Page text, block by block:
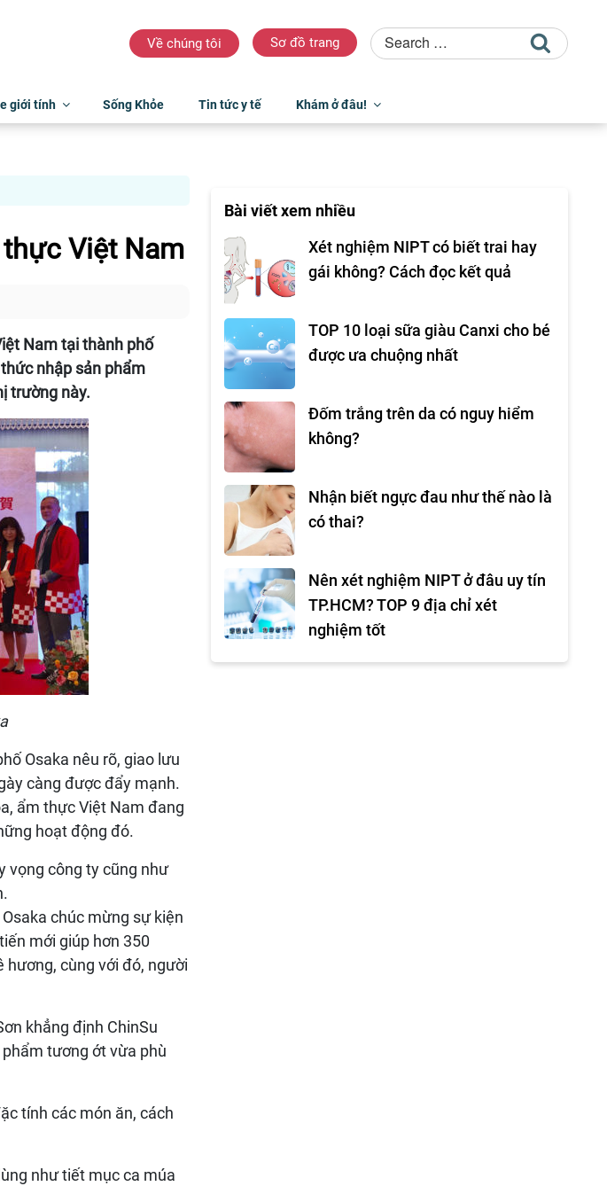
Về chúng tôi Sơ đồ trang
giới tính Sống Khỏe Tin tức y tế Khám ở đâu!
Việt Nam
Nam tại thành phố
nhập sản phẩm
trường này.
Osaka nêu rõ, giao lưu
càng được đẩy mạnh.
ẩm thực Việt Nam đang
hoạt động đó.
vọng công ty cũng như
chúc mừng sự kiện
mới giúp hơn 350
hương, cùng với đó, người
khẳng định ChinSu
tương ớt vừa phù
tính các món ăn, cách
như tiết mục ca múa
Bài viết xem nhiều
Xét nghiệm NIPT có biết trai hay
gái không? Cách đọc kết quả
TOP 10 loại sữa giàu Canxi cho bé
được ưa chuộng nhất
Đốm trắng trên da có nguy hiểm
không?
Nhận biết ngực đau như thế nào là
có thai?
Nên xét nghiệm NIPT ở đâu uy tín
TP.HCM? TOP 9 địa chỉ xét
nghiệm tốt